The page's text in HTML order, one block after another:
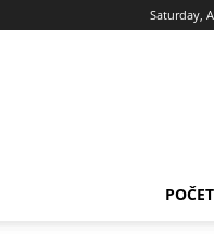
Saturday,